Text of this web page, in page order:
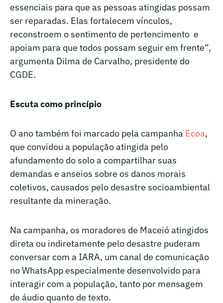
essenciais para que as pessoas atingidas possam
ser reparadas. Elas fortalecem vínculos,
reconstroem o sentimento de pertencimento e
apoiam para que todos possam seguir em frente”,
argumenta Dilma de Carvalho, presidente do
CGDE.
Escuta como princípio
O ano também foi marcado pela campanha Ecoa,
que convidou a população atingida pelo
afundamento do solo a compartilhar suas
demandas e anseios sobre os danos morais
coletivos, causados pelo desastre socioambiental
resultante da mineração.
Na campanha, os moradores de Maceió atingidos
direta ou indiretamente pelo desastre puderam
conversar com a IARA, um canal de comunicação
no WhatsApp especialmente desenvolvido para
interagir com a população, tanto por mensagem
de áudio quanto de texto.